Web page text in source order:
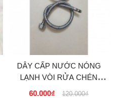
DÂY CẤP NƯỚC NÓNG
LẠNH VÒI RỬA CHÉN
BÁT, VÒI LAVABO INOX
60.000₫ 120.000₫